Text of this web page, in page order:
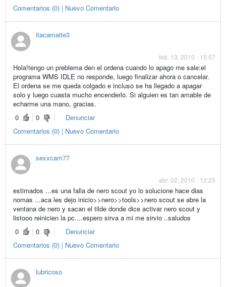
Comentarios (0) | Nuevo Comentario
itacamaite3
feb. 13, 2010 - 15:07
Hola!tengo un preblema den el ordena cuando lo apago me sale:el
programa WMS IDLE no responde, luego finalizar ahora o cancelar.
El ordena se me queda colgado e incluso se ha llegado a apagar
solo y luego cuasta mucho encenderlo. Si alguien es tan amable de
echarme una mano, gracias.
0
0
Denunciar
Comentarios (0) | Nuevo Comentario
sexxcam77
abr. 02, 2010 - 12:25
estimados ...es una falla de nero scout yo lo solucione hace dias
nomas ...aca les dejo inicio>>nero>>tools>>nero scout se abre la
ventana de nero y sacan el tilde donde dice activar nero scout y
listooo reinicien la pc....espero sirva a mi me sirvio ..saludos
0
0
Denunciar
Comentarios (0) | Nuevo Comentario
lubricoso